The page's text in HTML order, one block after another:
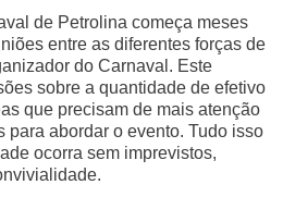
de Petrolina começa meses
entre as diferentes forças de
do Carnaval. Este
sobre a quantidade de efetivo
que precisam de mais atenção
para abordar o evento. Tudo isso
ocorra sem imprevistos,